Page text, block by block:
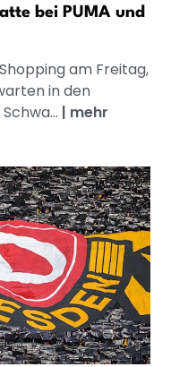
bei PUMA und
am Freitag,
in den
| mehr